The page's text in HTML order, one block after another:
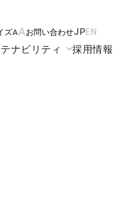
ズAAお問い合わせJPEN
ナビリティ 採用情報